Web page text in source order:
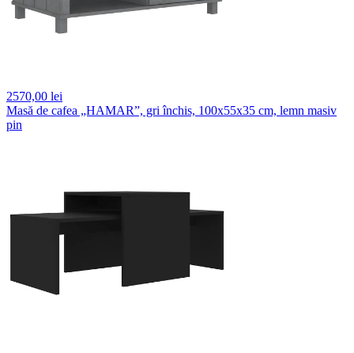
2570,00 lei
Masă de cafea „HAMAR”, gri închis, 100x55x35 cm, lemn masiv
pin